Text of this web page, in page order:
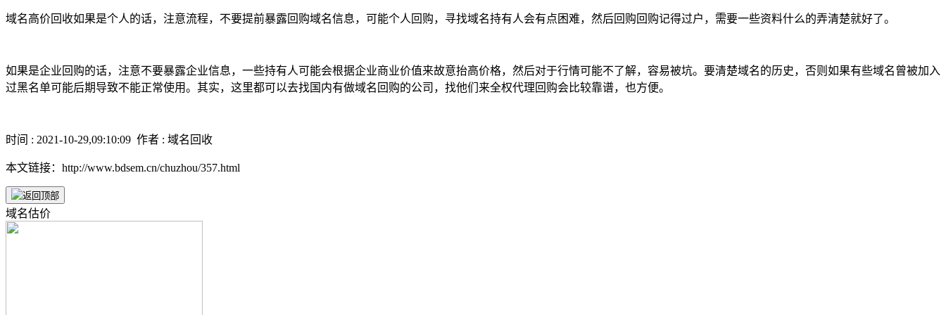
域名高价回收如果是个人的话，注意流程，不要提前暴露回购域名信息，可能个人回购，寻找域名持有人会有点困难，然后回购回购记得过户，需要一些资料什么的弄清楚就好了。
如果是企业回购的话，注意不要暴露企业信息，一些持有人可能会根据企业商业价值来故意抬高价格，然后对于行情可能不了解，容易被坑。要清楚域名的历史，否则如果有些域名曾被加入
过黑名单可能后期导致不能正常使用。其实，这里都可以去找国内有做域名回购的公司，找他们来全权代理回购会比较靠谱，也方便。
时间 : 2021-10-29,09:10:09 作者 : 域名回收
本文链接：http://www.bdsem.cn/chuzhou/357.html
域名估价